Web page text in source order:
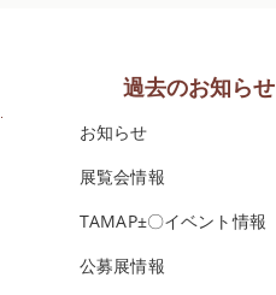
過去のお知らせ
お知らせ
展覧会情報
TAMAP±〇イベント情報
公募展情報